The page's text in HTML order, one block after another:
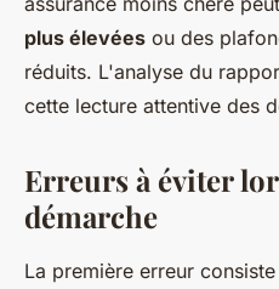
plus élevées ou des
réduits. L'analyse du
cette lecture attentive des
Erreurs à éviter
démarche
La première erreur consiste